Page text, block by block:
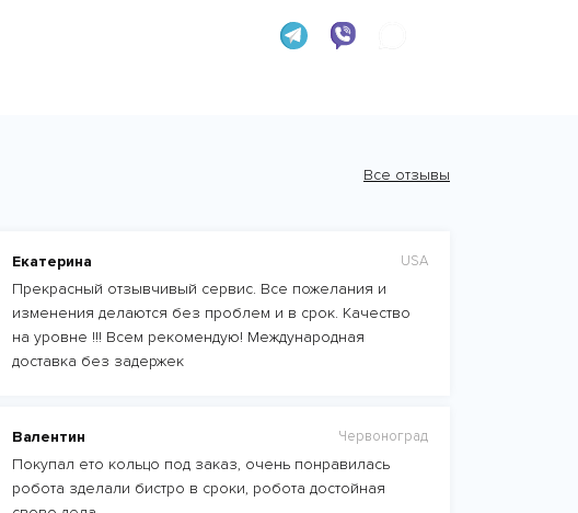
Все отзывы
Екатерина USA
Прекрасный отзывчивый сервис. Все пожелания и
изменения делаются без проблем и в срок. Качество
на уровне !!! Всем рекомендую! Международная
доставка без задержек
Валентин Червоноград
Покупал ето кольцо под заказ, очень понравилась
робота зделали бистро в сроки, робота достойная